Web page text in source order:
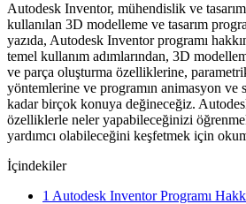
Autodesk Inventor, mühendislik ve tasarım
kullanılan 3D modelleme ve tasarım
yazıda, Autodesk Inventor programı
temel kullanım adımlarından, 3D
ve parça oluşturma özelliklerine,
yöntemlerine ve programın animasyon
kadar birçok konuya değineceğiz.
özelliklerle neler yapabileceğinizi
yardımcı olabileceğini keşfetmek için
İçindekiler
1 Autodesk Inventor Programı